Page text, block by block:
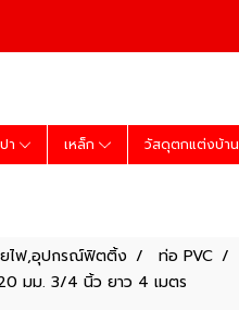
า เหล็ก วัสดุตกแต่งบ้าน
ไฟ,อุปกรณ์ฟิตติ้ง ท่อ PVC
มม. 3/4 นิ้ว ยาว 4 เมตร